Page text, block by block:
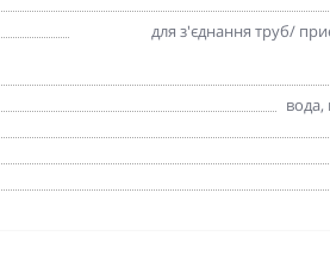
для з'єднання труб/
вода,